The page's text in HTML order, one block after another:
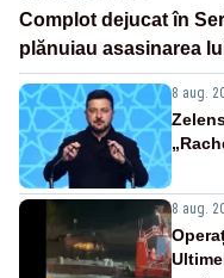
Complot dejucat în
plănuiau asasinarea
8 aug.
8 aug.